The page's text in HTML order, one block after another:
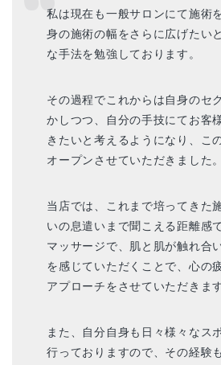
私は現在も一般サロンにて施術
身の施術の幅をさらに広げたい
な手法を勉強しております。
その過程でこれからは自身のセ
かしつつ、自分の手技にてお客
きたいと考えるようになり、こ
オープンさせていただきました。
当店では、これまで培ってきた
いの息遣いまで聞こえる距離感
マッサージで、肌と肌が触れ合
を感じていただくことで、心の
アプローチをさせていただきます
また、自分自身も日々様々なス
行っておりますので、その経験